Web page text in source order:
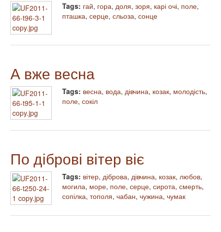
Tags: гай, гора, доля, зоря, карі очі, поле,
пташка, серце, сльоза, сонце
А вже весна
Tags: весна, вода, дівчина, козак, молодість,
поле, сокіл
По діброві вітер віє
Tags: вітер, діброва, дівчина, козак, любов,
могила, море, поле, серце, сирота, смерть,
сопілка, тополя, чабан, чужина, чумак